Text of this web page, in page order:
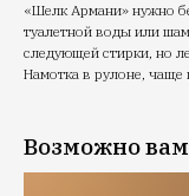
«Шелк Армани» нужно
туалетной воды или
следующей стирки, но
Намотка в рулоне, чаще
Возможно